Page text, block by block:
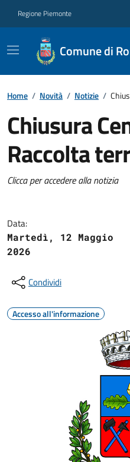
Regione Piemonte
Comune di
Home / Novità / Notizie /
Chiusura
Raccolta
Clicca per accedere alla notizia
Data:
Martedì, 12 Maggio
2026
Condividi
Accesso all'informazione